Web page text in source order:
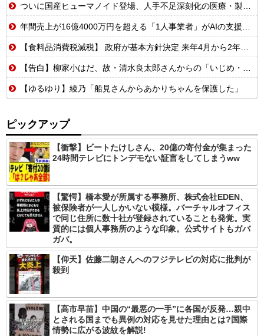
ついに国産ヒューマノイド登場、人手不足深刻化の医療・製造現場などでの活用想定！
年間売上が16億4000万円を超える「1人事業者」がAIの支援を受けて2年で約3倍に急増
【食料品消費税減税】 政府が基本方針決定 来年4月から2年間1％に8月5日
【告白】柳家小はだ、故・清水良太郎さんからの「いじめ・暴行」被害をXで告白…ネット騒然
【ゆるゆり】綾乃「船見さんからあかりちゃんを保護した」
ピックアップ
【衝撃】ビートたけしさん、20億の寄付金が集まった
24時間テレビにトンデモない証言をしてしまうww
【驚愕】橋本愛が所属する事務所、株式会社EDEN、
被保険者が一人しかいない模様。バーチャルオフィス
で同じ住所に数十社が登録されていることも発覚。実
質的には個人事務所のような印象。公式サイトもガバ
ガバ。
【仰天】佐藤二朗さんへのフジテレビの対応に批判が
殺到
【高市早苗】中国の“最悪の一手”に各国が反発…親中
とされる国までも異例の対応を見せた理由とは?国際
情勢に広がる波紋を解説!